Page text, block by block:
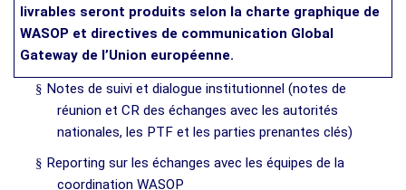
livrables seront produits selon la charte graphique de
WASOP et directives de communication Global
Gateway de l’Union européenne.
§ Notes de suivi et dialogue institutionnel (notes de
réunion et CR des échanges avec les autorités
nationales, les PTF et les parties prenantes clés)
§ Reporting sur les échanges avec les équipes de la
coordination WASOP